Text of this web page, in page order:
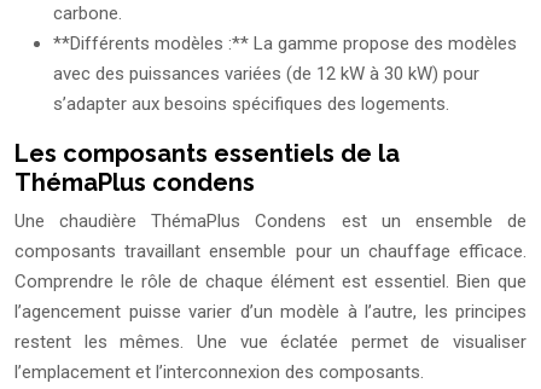
carbone.
**Différents modèles :** La gamme propose des modèles
avec des puissances variées (de 12 kW à 30 kW) pour
s’adapter aux besoins spécifiques des logements.
Les composants essentiels de la
ThémaPlus condens
Une chaudière ThémaPlus Condens est un ensemble de
composants travaillant ensemble pour un chauffage efficace.
Comprendre le rôle de chaque élément est essentiel. Bien que
l’agencement puisse varier d’un modèle à l’autre, les principes
restent les mêmes. Une vue éclatée permet de visualiser
l’emplacement et l’interconnexion des composants.